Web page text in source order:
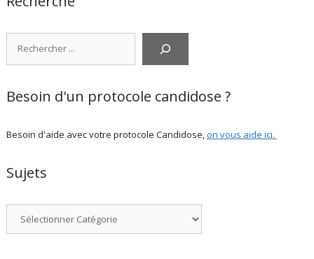
Besoin d'un protocole candidose ?
Besoin d'aide avec votre protocole Candidose, on vous aide ici.
Sujets